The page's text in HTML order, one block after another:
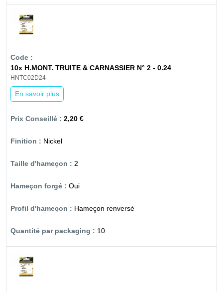
10x H.MONT. TRUITE & CARNASSIER N° 2 - 0.24
HNTC02D24
En savoir plus
2,20 €
Nickel
2
Oui
Hameçon renversé
10